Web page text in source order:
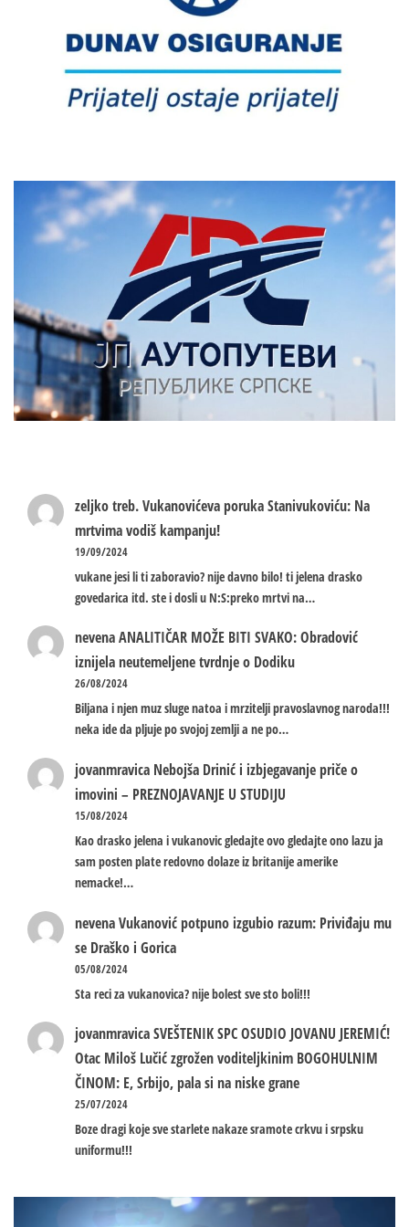
zeljko treb.Vukanovićeva poruka Stanivukoviću: Na
mrtvima vodiš kampanju!
19/09/2024
vukane jesi li ti zaboravio? nije davno bilo! ti jelena drasko
govedarica itd. ste i dosli u N:S:preko mrtvi na…
nevenaANALITIČAR MOŽE BITI SVAKO: Obradović
iznijela neutemeljene tvrdnje o Dodiku
26/08/2024
Biljana i njen muz sluge natoa i mrzitelji pravoslavnog naroda!!!
neka ide da pljuje po svojoj zemlji a ne po…
jovanmravica Nebojša Drinić i izbjegavanje priče o
imovini – PREZNOJAVANJE U STUDIJU
15/08/2024
Kao drasko jelena i vukanovic gledajte ovo gledajte ono lazu ja
sam posten plate redovno dolaze iz britanije amerike
nemacke!…
nevenaVukanović potpuno izgubio razum: Priviđaju mu
se Draško i Gorica
05/08/2024
Sta reci za vukanovica? nije bolest sve sto boli!!!
jovanmravicaSVEŠTENIK SPC OSUDIO JOVANU JEREMIĆ!
Otac Miloš Lučić zgrožen voditeljkinim BOGOHULNIM
ČINOM: E, Srbijo, pala si na niske grane
25/07/2024
Boze dragi koje sve starlete nakaze sramote crkvu i srpsku
uniformu!!!